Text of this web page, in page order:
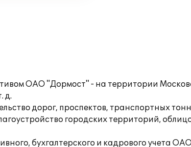
ОАО "Дормост" - на территории
д.
дорог, проспектов, транспортных
городских территорий,
бухгалтерского и кадрового учета